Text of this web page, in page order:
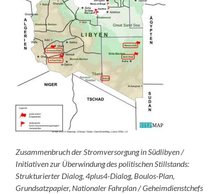
Zusammenbruch der Stromversorgung in Südlibyen /
Initiativen zur Überwindung des politischen Stillstands:
Strukturierter Dialog, 4plus4-Dialog, Boulos-Plan,
Grundsatzpapier, Nationaler Fahrplan / Geheimdienstchefs